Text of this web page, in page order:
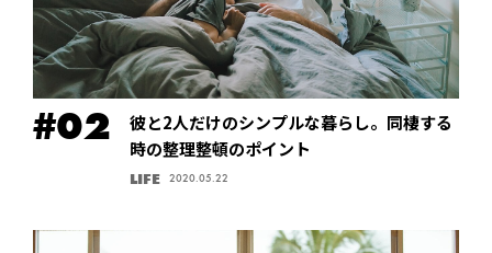
彼と2人だけのシンプルな暮らし。同棲する
時の整理整頓のポイント
LIFE 2020.05.22